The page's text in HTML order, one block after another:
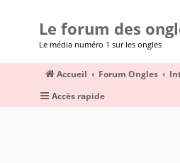
Le forum des
Le média numéro 1 sur les ongles
Accueil Forum Ongles
Accès rapide